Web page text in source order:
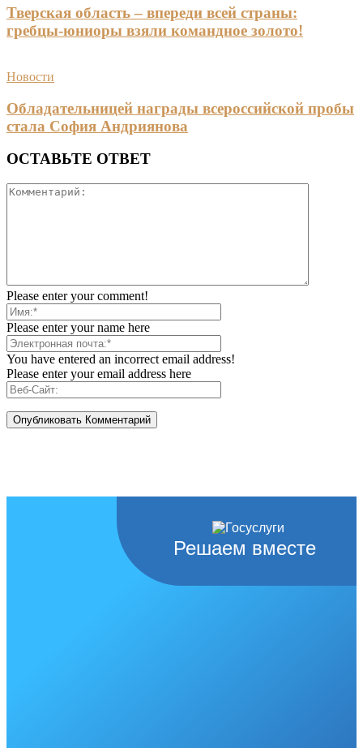
Тверская область – впереди всей страны:
гребцы-юниоры взяли командное золото!
Новости
Обладательницей награды всероссийской пробы
стала София Андриянова
ОСТАВЬТЕ ОТВЕТ
Please enter your comment!
Please enter your name here
You have entered an incorrect email address!
Please enter your email address here
Решаем вместе